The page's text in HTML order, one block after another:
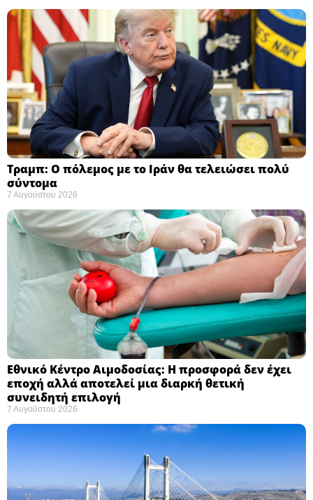
Τραμπ: Ο πόλεμος με το Ιράν θα τελειώσει πολύ
σύντομα ​
7 Αυγούστου 2026
Εθνικό Κέντρο Αιμοδοσίας: H προσφορά δεν έχει
εποχή αλλά αποτελεί μια διαρκή θετική
συνειδητή επιλογή ​
7 Αυγούστου 2026